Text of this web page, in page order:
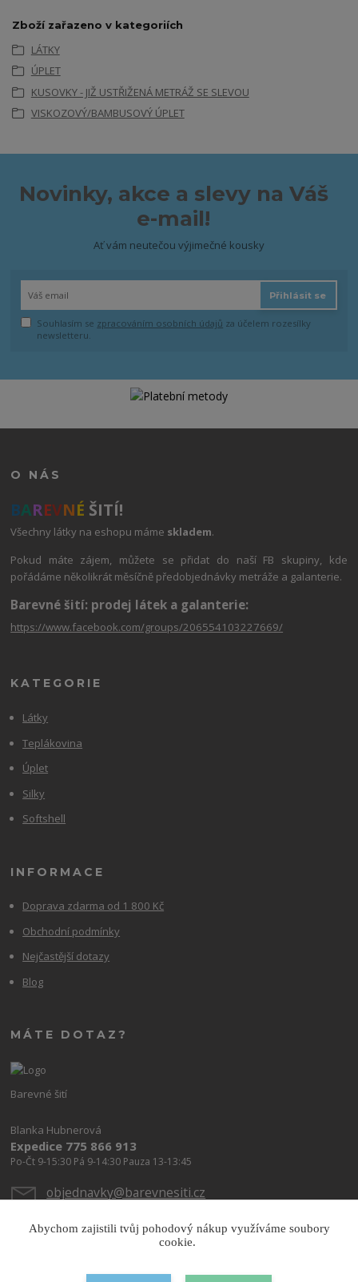
Zboží zařazeno v kategoriích
LÁTKY
ÚPLET
KUSOVKY - JIŽ USTŘIŽENÁ METRÁŽ SE SLEVOU
VISKOZOVÝ/BAMBUSOVÝ ÚPLET
Novinky, akce a slevy na Váš
e-mail!
Ať vám neutečou výjimečné kousky
Přihlásit se
Souhlasím se zpracováním osobních údajů za účelem rozesílky
newsletteru.
O NÁS
BAREVNÉ ŠITÍ!
Všechny látky na eshopu máme skladem.
Pokud máte zájem, můžete se přidat do naší FB skupiny, kde
pořádáme několikrát měsíčně předobjednávky metráže a galanterie.
Barevné šití: prodej látek a galanterie:
https://www.facebook.com/groups/206554103227669/
KATEGORIE
Látky
Teplákovina
Úplet
Silky
Softshell
INFORMACE
Doprava zdarma od 1 800 Kč
Obchodní podmínky
Nejčastější dotazy
Blog
MÁTE DOTAZ?
Barevné šití
Blanka Hubnerová
Expedice 775 866 913
Po-Čt 9-15:30 Pá 9-14:30 Pauza 13-13:45
objednavky@barevnesiti.cz
Abychom zajistili tvůj pohodový nákup využíváme soubory
cookie.